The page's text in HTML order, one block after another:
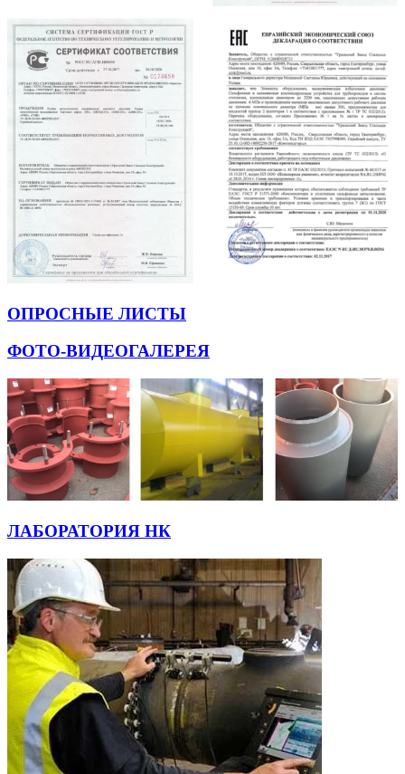
ОПРОСНЫЕ ЛИСТЫ
ФОТО-ВИДЕОГАЛЕРЕЯ
ЛАБОРАТОРИЯ НК